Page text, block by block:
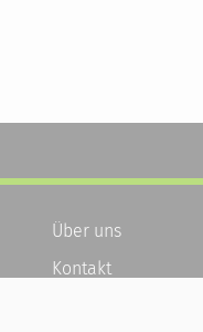
Über uns
Kontakt